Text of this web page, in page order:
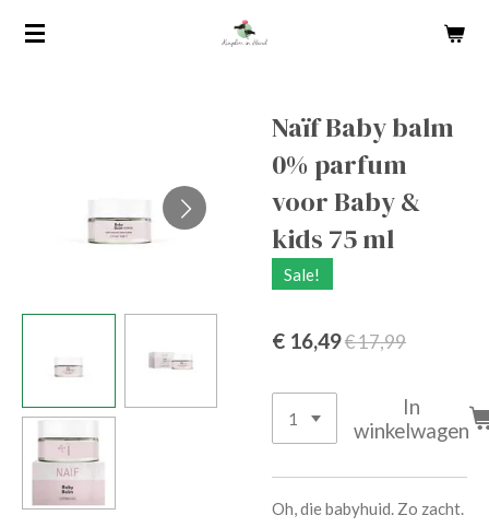
Ga
Naïf Baby balm
0% parfum
voor Baby &
kids 75 ml
Sale!
€ 16,49€ 17,99
In
winkelwagen
Oh, die babyhuid. Zo zacht.